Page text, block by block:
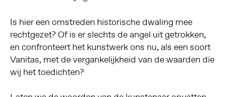
Is hier een omstreden historische dwaling mee
rechtgezet? Of is er slechts de angel uit getrokken,
en confronteert het kunstwerk ons nu, als een soort
Vanitas, met de vergankelijkheid van de waarden die
wij het toedichten?